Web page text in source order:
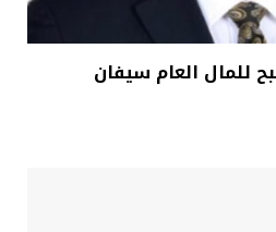
للمال العام سيفان